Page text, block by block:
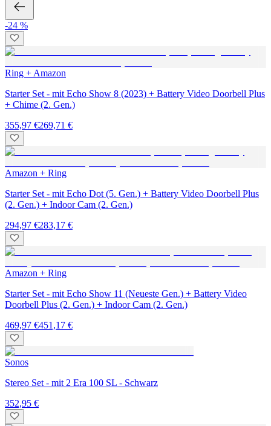
-24 %
Ring + Amazon
Starter Set - mit Echo Show 8 (2023) + Battery Video Doorbell Plus
+ Chime (2. Gen.)
355,97 €269,71 €
Amazon + Ring
Starter Set - mit Echo Dot (5. Gen.) + Battery Video Doorbell Plus
(2. Gen.) + Indoor Cam (2. Gen.)
294,97 €283,17 €
Amazon + Ring
Starter Set - mit Echo Show 11 (Neueste Gen.) + Battery Video
Doorbell Plus (2. Gen.) + Indoor Cam (2. Gen.)
469,97 €451,17 €
Sonos
Stereo Set - mit 2 Era 100 SL - Schwarz
352,95 €